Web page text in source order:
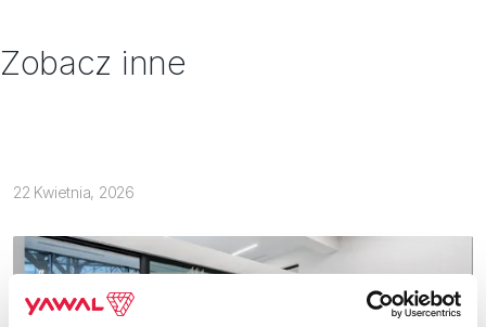
Zobacz inne
22 Kwietnia, 2026